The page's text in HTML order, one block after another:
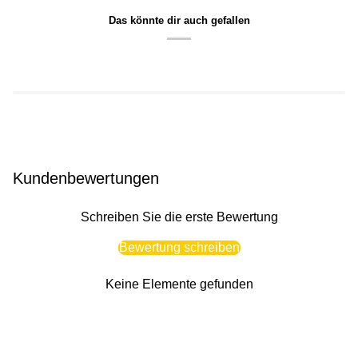
Das könnte dir auch gefallen
Kundenbewertungen
Schreiben Sie die erste Bewertung
Bewertung schreiben
Keine Elemente gefunden